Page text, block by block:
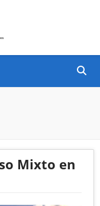
Mixto en